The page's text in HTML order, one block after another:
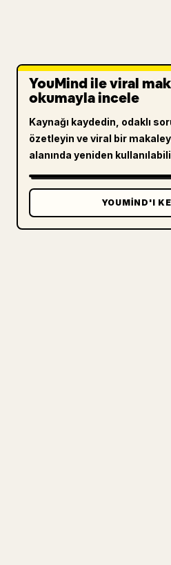
YouMind ile viral
okumayla incele
Kaynağı kaydedin, odaklı
özetleyin ve viral bir
alanında yeniden
YOUMIND'I